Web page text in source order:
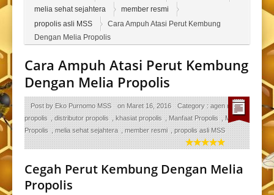
melia sehat sejahtera
member resmi
propolis asli MSS
Cara Ampuh Atasi Perut Kembung
Dengan Melia Propolis
Cara Ampuh Atasi Perut Kembung
Dengan Melia Propolis
Post byEko Purnomo MSS onMaret 16, 2016 Category :agen resmi
propolis ,distributor propolis ,khasiat propolis ,Manfaat Propolis ,Melia
Propolis ,melia sehat sejahtera ,member resmi ,propolis asli MSS
Cegah Perut Kembung Dengan Melia
Propolis